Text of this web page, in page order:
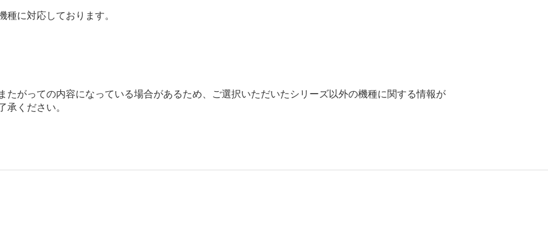
に対応しております。
たがっての内容になっている場合があるため、ご選択いただいたシリーズ以外の機種に関する情報が
ください。